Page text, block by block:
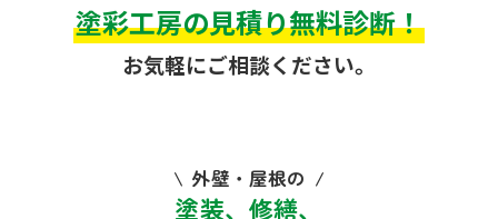
塗彩工房の見積り無料診断！
お気軽にご相談ください。
外壁・屋根の
塗装、修繕、